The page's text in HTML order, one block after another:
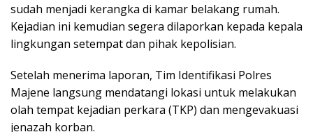
sudah menjadi kerangka di kamar belakang rumah.
Kejadian ini kemudian segera dilaporkan kepada kepala
lingkungan setempat dan pihak kepolisian.
Setelah menerima laporan, Tim Identifikasi Polres
Majene langsung mendatangi lokasi untuk melakukan
olah tempat kejadian perkara (TKP) dan mengevakuasi
jenazah korban.